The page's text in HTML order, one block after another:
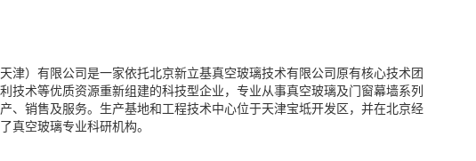
津）有限公司是一家依托北京新立基真空玻璃技术有限公司原有核心技术团
技术等优质资源重新组建的科技型企业，专业从事真空玻璃及门窗幕墙系列
、销售及服务。生产基地和工程技术中心位于天津宝坻开发区，并在北京经
真空玻璃专业科研机构。